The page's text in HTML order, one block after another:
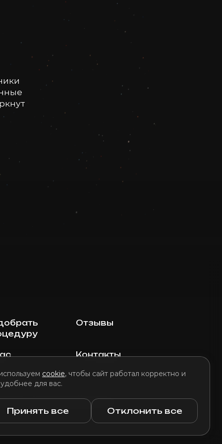
cookie, чтобы сайт работал корректно и
для вас.
Принять все Отклонить все
Отзывы
Контакты
использования файлов cookie